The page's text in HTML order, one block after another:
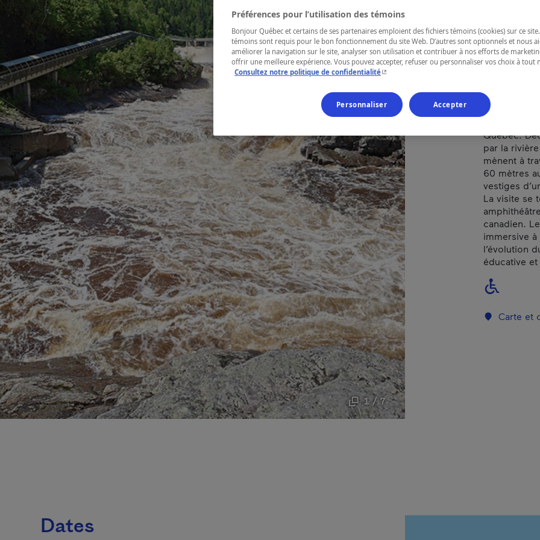
1 / 7
RÉGION
Reconnu
de la Fée
Québec.
par la
mènent à
60 mètres
vestiges
La visite se
canadien.
immersive
l’évolution
éducative
Carte et
Dates
Préférences pour l’utilisation des témoins
Bonjour Québec et certains de ses partenaires emploient des fichiers témoins (cookies) sur ce
témoins sont requis pour le bon fonctionnement du site Web. D’autres sont optionnels et nous
améliorer la navigation sur le site, analyser son utilisation et contribuer à nos efforts de
offrir une meilleure expérience. Vous pouvez accepter, refuser ou personnaliser vos choix à tout
Consultez notre politique de confidentialité- Cet hyperlien s'ouvrira dans une nouvelle fenêtre.
Personnaliser Accepter